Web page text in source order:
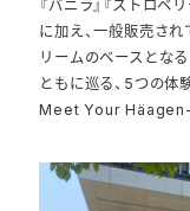
Meet Your Häagen-
『バニラ』『ストロベ
に加え、一般販売さ
リームのベースとな
ともに巡る、5つの